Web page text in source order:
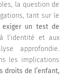
la question de
tant sur le
exiger un test de
l’identité et aux
approfondie.
les implications
droits de l’enfant,